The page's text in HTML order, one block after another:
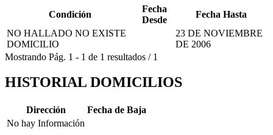
Condición
Fecha
Desde
Fecha Hasta
NO HALLADO NO EXISTE
DOMICILIO
23 DE NOVIEMBRE
DE 2006
Mostrando Pág. 1 - 1 de 1 resultados / 1
HISTORIAL DOMICILIOS
Dirección
Fecha de Baja
No hay Información